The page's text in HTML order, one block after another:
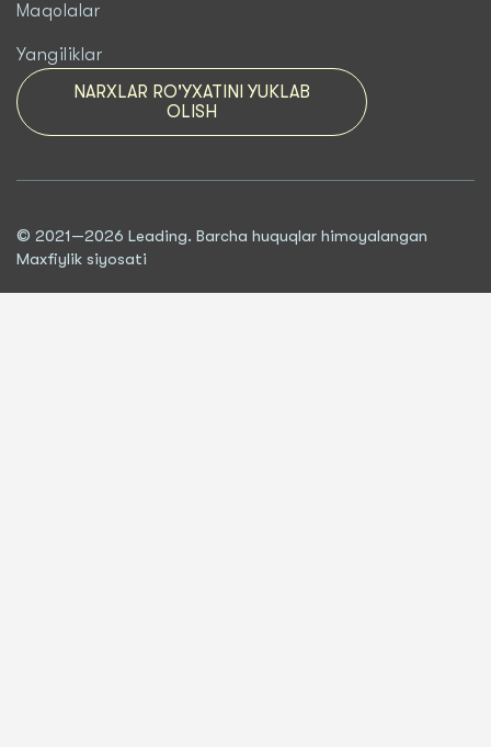
Maqolalar
Yangiliklar
NARXLAR RO'YXATINI YUKLAB
OLISH
© 2021—2026 Leading. Barcha huquqlar himoyalangan
Maxfiylik siyosati